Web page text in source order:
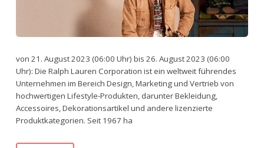
von 21. August 2023 (06:00 Uhr) bis 26. August 2023 (06:00
Uhr): Die Ralph Lauren Corporation ist ein weltweit führendes
Unternehmen im Bereich Design, Marketing und Vertrieb von
hochwertigen Lifestyle-Produkten, darunter Bekleidung,
Accessoires, Dekorationsartikel und andere lizenzierte
Produktkategorien. Seit 1967 ha